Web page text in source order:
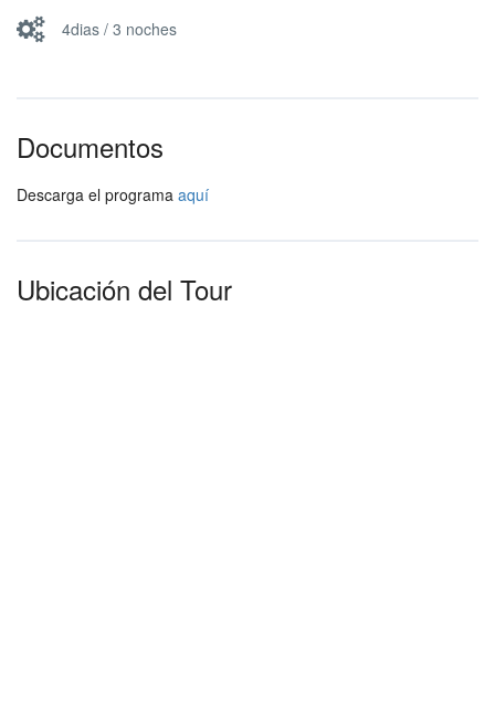
4dias / 3 noches
Documentos
Descarga el programa aquí
Ubicación del Tour